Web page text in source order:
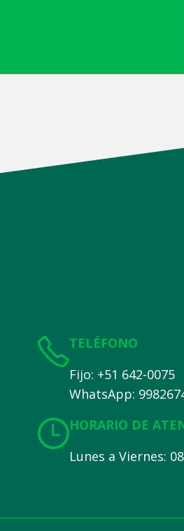
TELÉFONO
Fijo: +51 642-0075
WhatsApp:
HORARIO DE
Lunes a Viernes: